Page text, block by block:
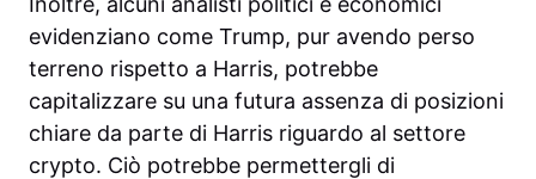
evidenziano come Trump, pur avendo perso
terreno rispetto a Harris, potrebbe
capitalizzare su una futura assenza di posizioni
chiare da parte di Harris riguardo al settore
crypto. Ciò potrebbe permettergli di